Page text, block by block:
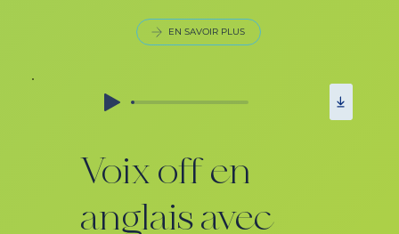
EN SAVOIR PLUS
Voix off en
anglais avec